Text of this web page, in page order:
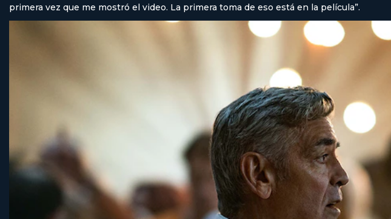
primera vez que me mostró el video. La primera toma de eso está en la película”.